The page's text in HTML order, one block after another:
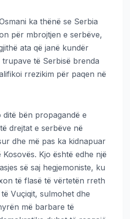
ka thënë se Serbia
për mbrojtjen e serbëve,
ata që janë kundër
të Serbisë brenda
rrezikim për paqen në
ditë bën propagandë e
drejtat e serbëve në
dhe më pas ka kidnapuar
Kjo është edhe një
së saj hegjemoniste, ku
të flasë të vërtetën rreth
Vuçiqit, sulmohet dhe
më barbare të